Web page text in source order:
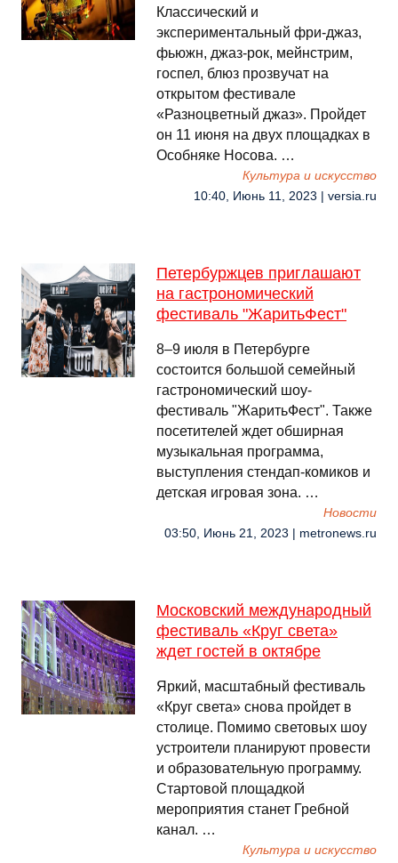
Классический и
экспериментальный фри-джаз,
фьюжн, джаз-рок, мейнстрим,
госпел, блюз прозвучат на
открытом фестивале
«Разноцветный джаз». Пройдет
он 11 июня на двух площадках в
Особняке Носова. …
Культура и искусство
10:40, Июнь 11, 2023 | versia.ru
Петербуржцев приглашают
на гастрономический
фестиваль "ЖаритьФест"
8–9 июля в Петербурге
состоится большой семейный
гастрономический шоу-
фестиваль "ЖаритьФест". Также
посетителей ждет обширная
музыкальная программа,
выступления стендап-комиков и
детская игровая зона. …
Новости
03:50, Июнь 21, 2023 | metronews.ru
Московский международный
фестиваль «Круг света»
ждет гостей в октябре
Яркий, масштабный фестиваль
«Круг света» снова пройдет в
столице. Помимо световых шоу
устроители планируют провести
и образовательную программу.
Стартовой площадкой
мероприятия станет Гребной
канал. …
Культура и искусство